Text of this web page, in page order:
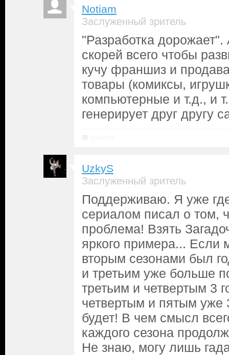
Notiam
Заслуженный зритель
"Разработка дорожает".
скорей всего чтобы
кучу франшиз и
товары (комиксы,
компьютерные и т.д., и
генерирует друг другу
UzkyS
Заслуженный зритель
Поддерживаю. Я уже
сериалом писал о том,
проблема! Взять
яркого примера...
вторым сезонами был
и третьим уже больше
третьим и четвертым 3
четвертым и пятым уже
будет! В чем смысл
каждого сезона
Не знаю, могу лишь